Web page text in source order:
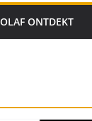
ONTDEKT